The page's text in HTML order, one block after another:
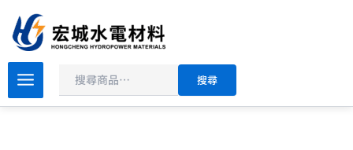
要
容
尋
搜尋
價
格
範
全
鑫
牌